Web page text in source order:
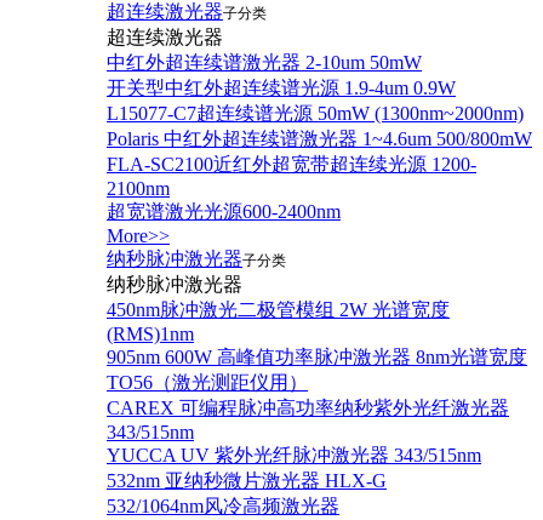
超连续激光器子分类
超连续激光器
中红外超连续谱激光器 2-10um 50mW
开关型中红外超连续谱光源 1.9-4um 0.9W
L15077-C7超连续谱光源 50mW (1300nm~2000nm)
Polaris 中红外超连续谱激光器 1~4.6um 500/800mW
FLA-SC2100近红外超宽带超连续光源 1200-
2100nm
超宽谱激光光源600-2400nm
More>>
纳秒脉冲激光器子分类
纳秒脉冲激光器
450nm脉冲激光二极管模组 2W 光谱宽度
(RMS)1nm
905nm 600W 高峰值功率脉冲激光器 8nm光谱宽度
TO56（激光测距仪用）
CAREX 可编程脉冲高功率纳秒紫外光纤激光器
343/515nm
YUCCA UV 紫外光纤脉冲激光器 343/515nm
532nm 亚纳秒微片激光器 HLX-G
532/1064nm风冷高频激光器